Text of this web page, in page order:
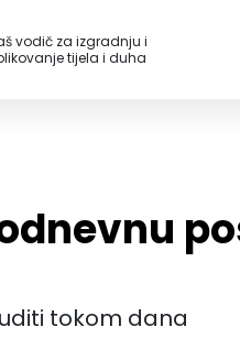
vodič za izgradnju i
tijela i duha
tokom dana